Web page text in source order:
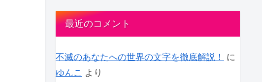
最近のコメント
不滅のあなたへの世界の文字を徹底解説！
に
ゆんこ より